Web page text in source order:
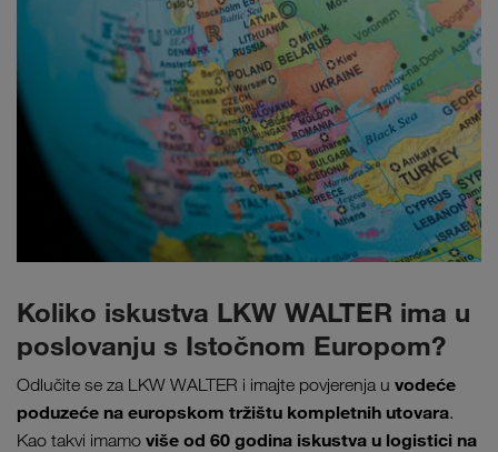
Koliko iskustva LKW WALTER ima u
poslovanju s Istočnom Europom?
Odlučite se za LKW WALTER i imajte povjerenja u vodeće
poduzeće na europskom tržištu kompletnih utovara.
Kao takvi imamo više od 60 godina iskustva u logistici na